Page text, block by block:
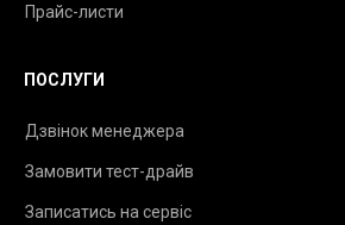
Прайс-листи
ПОСЛУГИ
Дзвінок менеджера
Замовити тест-драйв
Записатись на сервіс